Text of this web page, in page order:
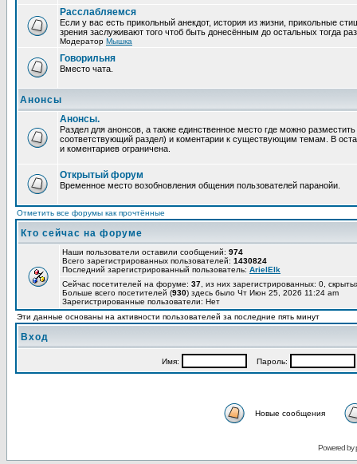
Расслабляемся
Если у вас есть прикольный анекдот, история из жизни, прикольные
зрения заслуживают того чтоб быть донесённым до остальных тогда
Модератор Мышка
Говорильня
Вместо чата.
Анонсы
Анонсы.
Раздел для анонсов, а также единственное место где можно
соответствующий раздел) и коментарии к существующим темам. В
и коментариев ограничена.
Открытый форум
Временное место возобновления общения пользователей паранойи.
Отметить все форумы как прочтённые
Кто сейчас на форуме
Наши пользователи оставили сообщений: 974
Всего зарегистрированных пользователей: 1430824
Последний зарегистрированный пользователь: ArielElk
Сейчас посетителей на форуме: 37 , из них зарегистрированных: 0,
Больше всего посетителей (930) здесь было Чт Июн 25, 2026 11:24 am
Зарегистрированные пользователи: Нет
Эти данные основаны на активности пользователей за последние пять минут
Вход
Имя: Пароль:
Новые сообщения
Powered by